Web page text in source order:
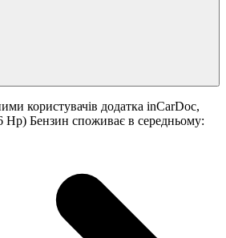
користувачів додатка inCarDoc,
Hp) Бензин споживає в середньому: